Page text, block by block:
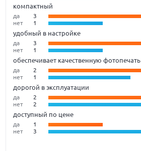
компактный
да
3
нет
1
удобный в настройке
да
3
нет
1
обеспечивает качественную фотопечать
да
2
нет
1
дорогой в эксплуатации
да
2
нет
2
доступный по цене
да
1
нет
3